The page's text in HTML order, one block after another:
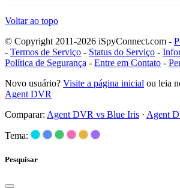
Voltar ao topo
© Copyright 2011-2026 iSpyConnect.com -
- Termos de Serviço - Status do Serviço -
Política de Segurança - Entre em Contato -
Novo usuário? Visite a página inicial ou leia
Agent DVR
Comparar: Agent DVR vs Blue Iris · Agent
Tema:
Pesquisar